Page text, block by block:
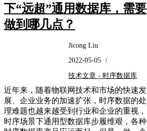
下“远超”通用数据库，需要
做到哪几点？
Jicong Liu
2022-05-05 /
技术文章 - 时序数据库
近年来，随着物联网技术和市场的快速发
展、企业业务的加速扩张，时序数据的处
理难题也越来越受到行业和企业的重视，
时序场景下通用型数据库步履维艰，各种